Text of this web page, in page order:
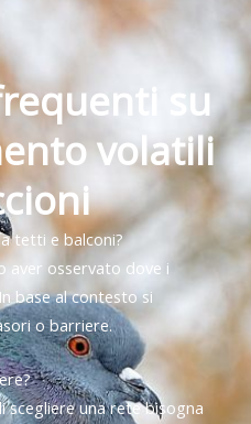
su
volatili
tetti e balconi?
aver osservato dove i
base al contesto si
o barriere.
scegliere una rete bisogna